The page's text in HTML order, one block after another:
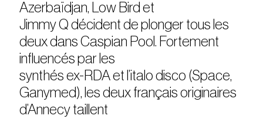
Azerbaïdjan, Low Bird et
Jimmy Q décident de plonger tous les
deux dans Caspian Pool. Fortement
influencés par les
synthés ex-RDA et l’italo disco (Space,
Ganymed), les deux français originaires
d’Annecy taillent